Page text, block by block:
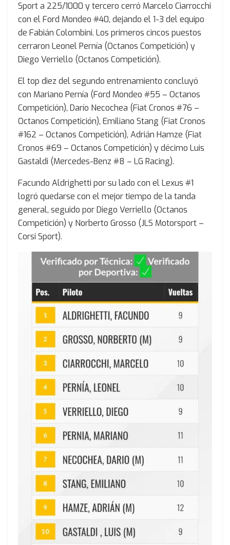
Sport a 225/1000 y tercero cerró Marcelo Ciarrocchi
con el Ford Mondeo #40, dejando el 1-3 del equipo
de Fabián Colombini. Los primeros cincos puestos
cerraron Leonel Pernía (Octanos Competición) y
Diego Verriello (Octanos Competición).
El top diez del segundo entrenamiento concluyó
con Mariano Pernía (Ford Mondeo #55 – Octanos
Competición), Darío Necochea (Fiat Cronos #76 –
Octanos Competición), Emiliano Stang (Fiat Cronos
#162 – Octanos Competición), Adrián Hamze (Fiat
Cronos #69 – Octanos Competición) y décimo Luis
Gastaldi (Mercedes-Benz #8 – LG Racing).
Facundo Aldrighetti por su lado con el Lexus #1
logró quedarse con el mejor tiempo de la tanda
general, seguido por Diego Verriello (Octanos
Competición) y Norberto Grosso (JLS Motorsport –
Corsi Sport).